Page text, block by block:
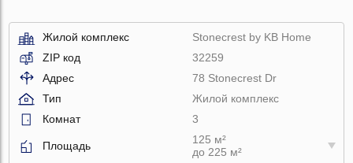
Жилой комплекс
Stonecrest by KB Home
ZIP код
32259
Адрес
78 Stonecrest Dr
Тип
Жилой комплекс
Комнат
3
Площадь
125 м²
до 225 м²